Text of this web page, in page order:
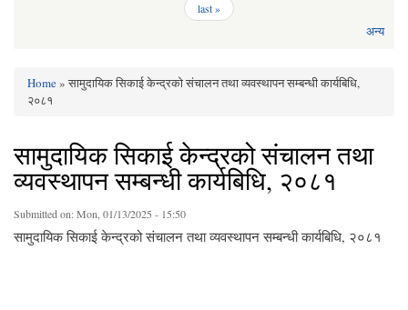
last »
अन्य
You are here
Home» सामुदायिक सिकाई केन्द्रको संचालन तथा व्यवस्थापन सम्बन्धी कार्यबिधि,
२०८१
सामुदायिक सिकाई केन्द्रको संचालन तथा
व्यवस्थापन सम्बन्धी कार्यबिधि, २०८१
Submitted on:Mon, 01/13/2025 - 15:50
सामुदायिक सिकाई केन्द्रको संचालन तथा व्यवस्थापन सम्बन्धी कार्यबिधि, २०८१